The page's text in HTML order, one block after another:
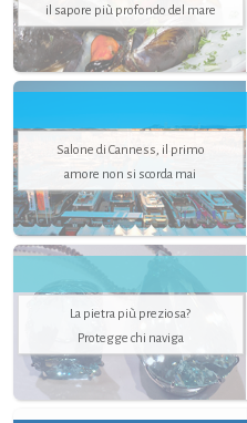
il sapore più profondo del mare
Salone di Canness, il primo
amore non si scorda mai
La pietra più preziosa?
Protegge chi naviga